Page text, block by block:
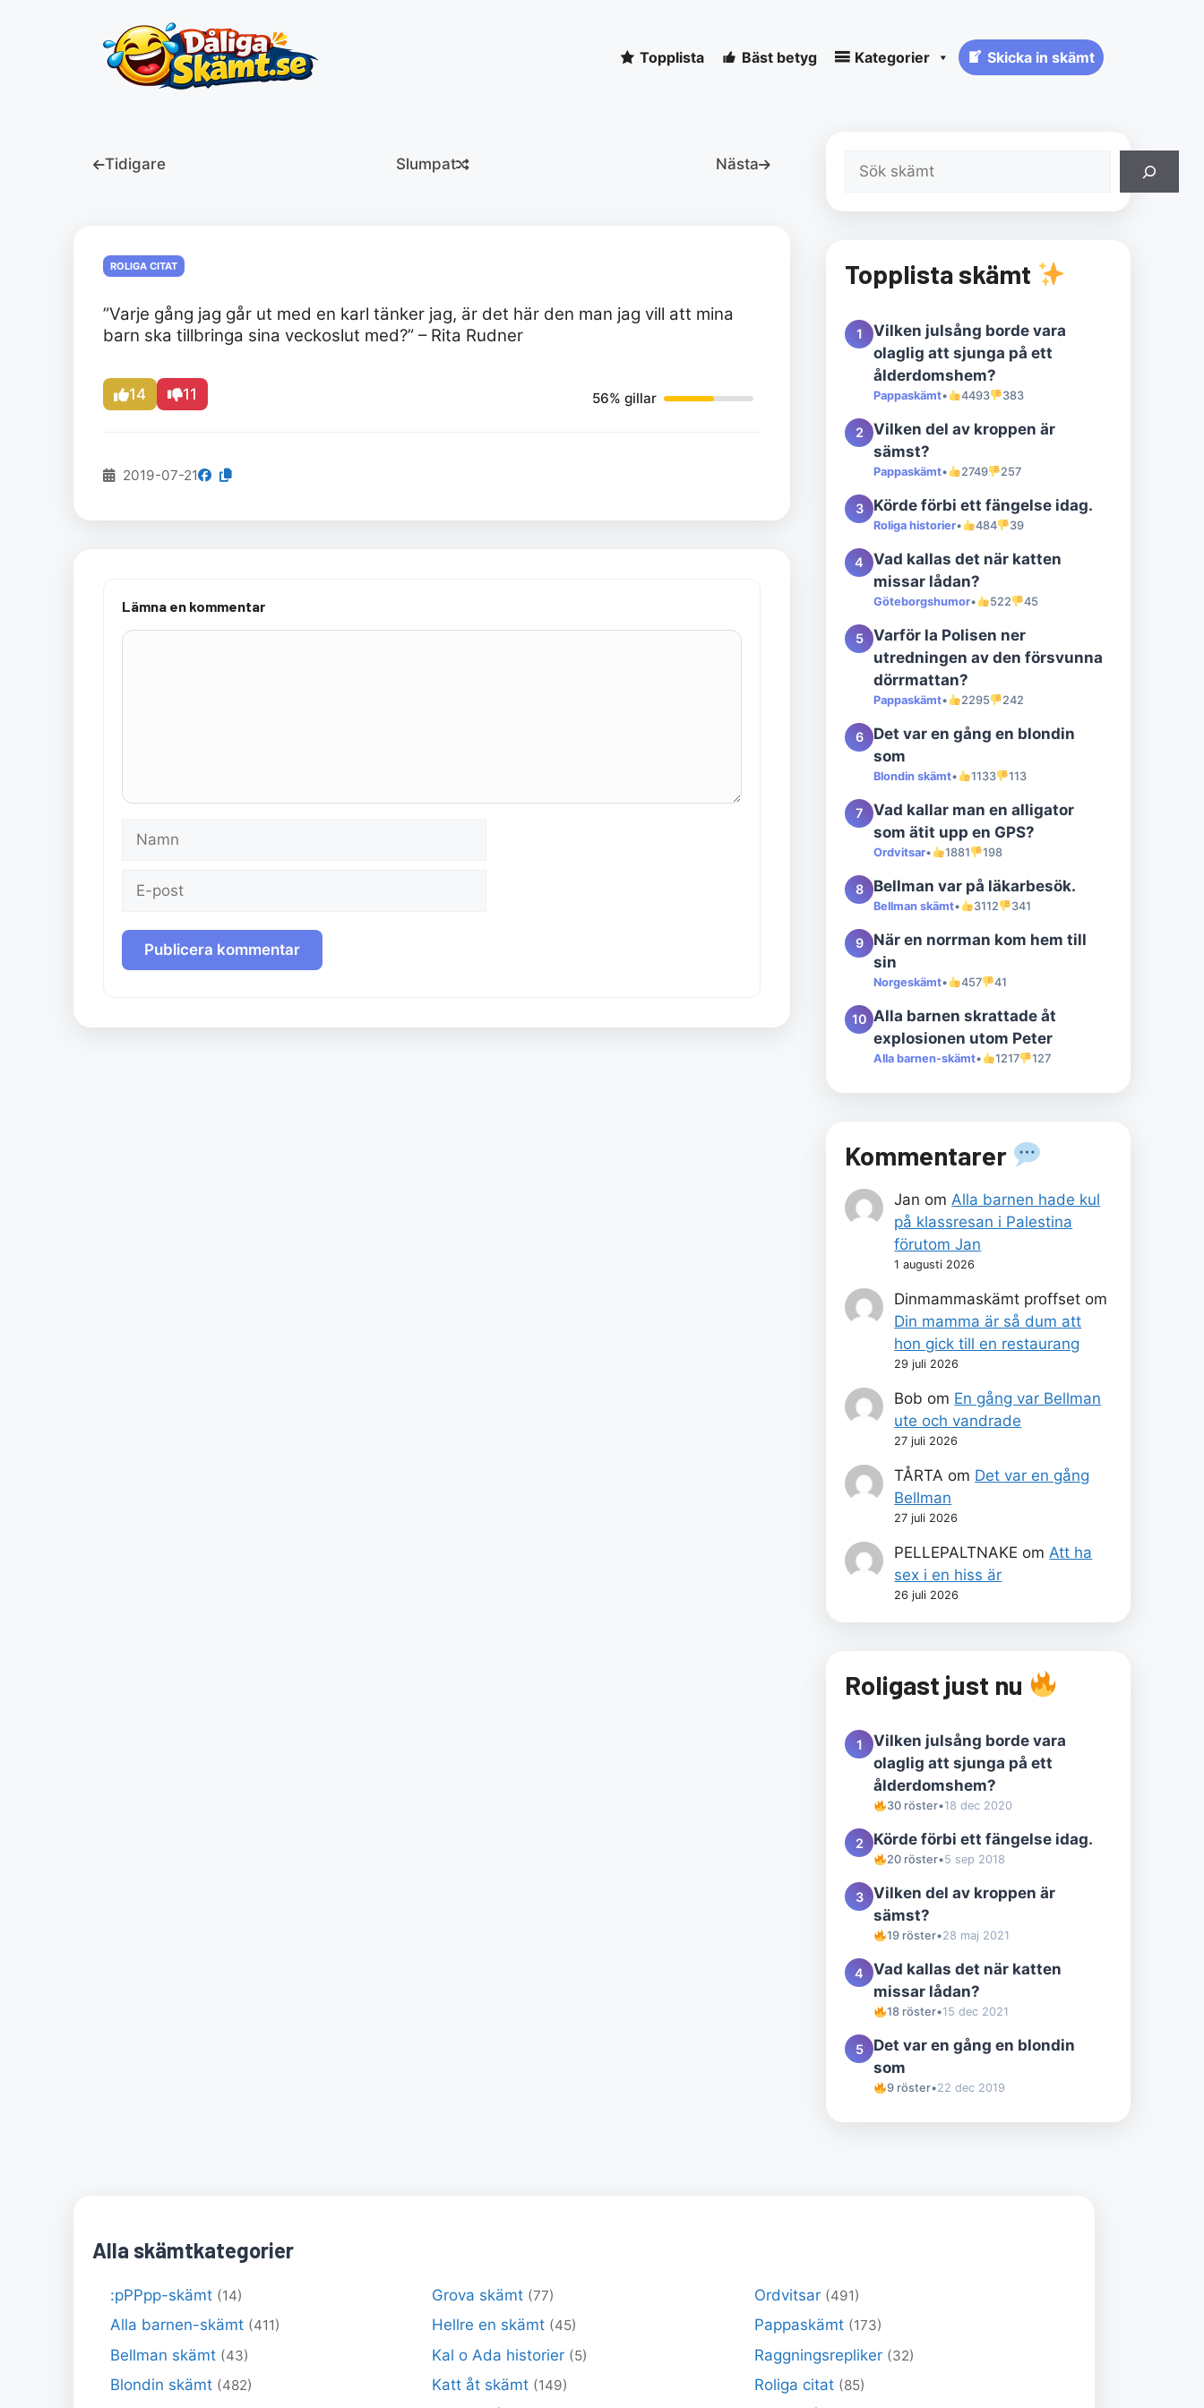
Topplista Bäst betyg Kategorier Skicka in skämt
Tidigare Slumpat Nästa
ROLIGA CITAT
”Varje gång jag går ut med en karl tänker jag, är det här den man jag vill att mina
barn ska tillbringa sina veckoslut med?” – Rita Rudner
14 11 56% gillar
2019-07-21
Lämna en kommentar
Kommentar
Namn
Sök
Topplista skämt
1
Vilken julsång borde vara
olaglig att sjunga på ett
ålderdomshem?
Pappaskämt• 4493 383
2
Vilken del av kroppen är
sämst?
Pappaskämt• 2749 257
3 Körde förbi ett fängelse idag.
Roliga historier• 484 39
4
Vad kallas det när katten
missar lådan?
Göteborgshumor• 522 45
5
Varför la Polisen ner
utredningen av den försvunna
dörrmattan?
Pappaskämt• 2295 242
6
Det var en gång en blondin
som
Blondin skämt• 1133 113
7
Vad kallar man en alligator
som ätit upp en GPS?
Ordvitsar• 1881 198
8 Bellman var på läkarbesök.
Bellman skämt• 3112 341
9
När en norrman kom hem till
sin
Norgeskämt• 457 41
10 Alla barnen skrattade åt
explosionen utom Peter
Alla barnen-skämt• 1217 127
Kommentarer
Jan om Alla barnen hade kul
på klassresan i Palestina
förutom Jan
1 augusti 2026
Dinmammaskämt proffset om
Din mamma är så dum att
hon gick till en restaurang
29 juli 2026
Bob om En gång var Bellman
ute och vandrade
27 juli 2026
TÅRTA om Det var en gång
Bellman
27 juli 2026
PELLEPALTNAKE om Att ha
sex i en hiss är
26 juli 2026
Roligast just nu
1
Vilken julsång borde vara
olaglig att sjunga på ett
ålderdomshem?
30 röster•18 dec 2020
2 Körde förbi ett fängelse idag.
20 röster•5 sep 2018
3
Vilken del av kroppen är
sämst?
19 röster•28 maj 2021
4
Vad kallas det när katten
missar lådan?
18 röster•15 dec 2021
5
Det var en gång en blondin
som
9 röster•22 dec 2019
Alla skämtkategorier
:pPPpp-skämt (14)
Alla barnen-skämt (411)
Bellman skämt (43)
Blondin skämt (482)
Grova skämt (77)
Hellre en skämt (45)
Kal o Ada historier (5)
Katt åt skämt (149)
Ordvitsar (491)
Pappaskämt (173)
Raggningsrepliker (32)
Roliga citat (85)